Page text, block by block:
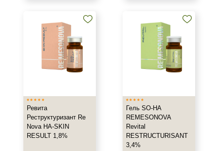
Любой возраст
Действие
Восстановление
Моделирование
Ревита
Реструктуризант Re
Nova HA-SKIN
RESULT 1,8%
Гель SO-HA
REMESONOVA
Revital
RESTRUCTURISANT
3,4%